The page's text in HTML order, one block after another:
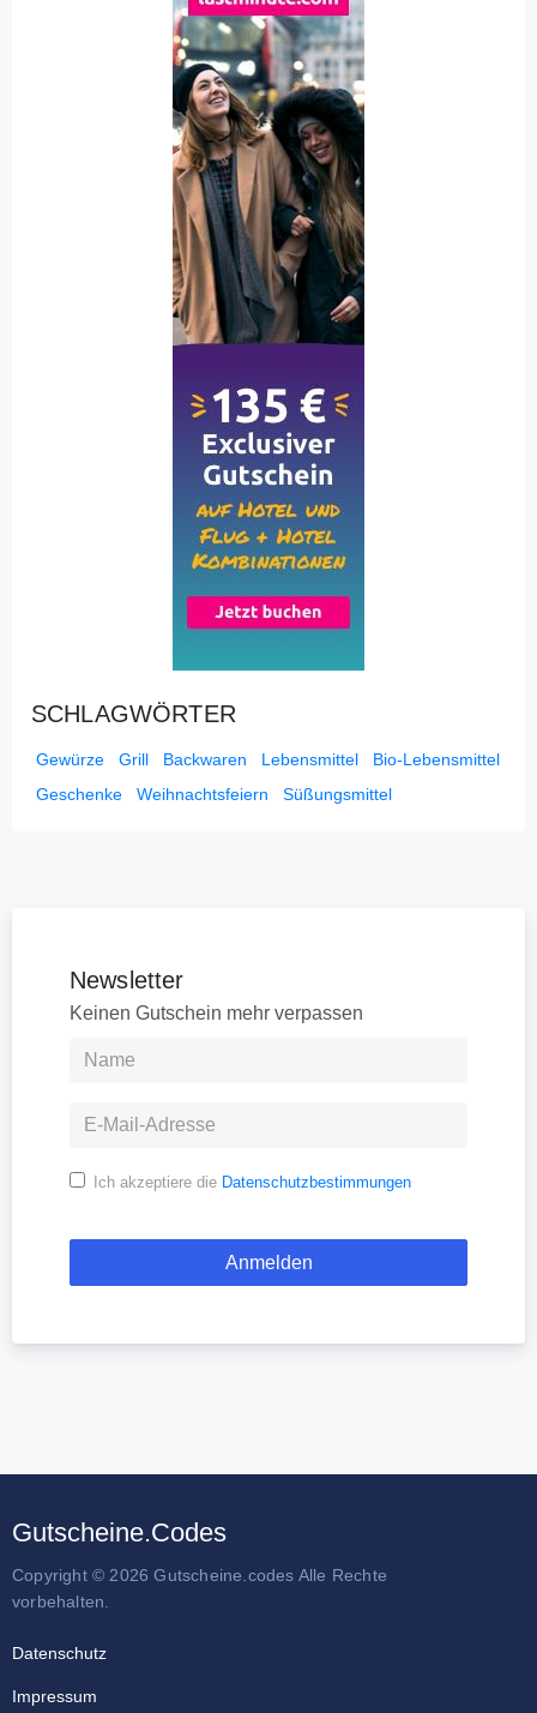
SCHLAGWÖRTER
Gewürze Grill Backwaren Lebensmittel
Bio-Lebensmittel
Geschenke
Weihnachtsfeiern Süßungsmittel
Newsletter
Keinen Gutschein mehr verpassen
Ich akzeptiere die Datenschutzbestimmungen
Gutscheine.Codes
Copyright © 2026 Gutscheine.codes Alle Rechte
vorbehalten.
Datenschutz
Impressum